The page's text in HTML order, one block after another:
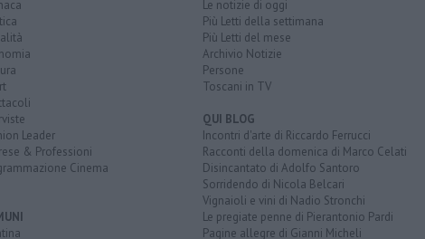
Leader
& Professioni
Cinema
Le notizie di oggi
Più Letti della settimana
Più Letti del mese
Archivio Notizie
Persone
Toscani in TV
QUI BLOG
Incontri d'arte di Riccardo Ferrucci
Racconti della domenica di Marco Celati
Disincantato di Adolfo Santoro
Sorridendo di Nicola Belcari
Vignaioli e vini di Nadio Stronchi
Le pregiate penne di Pierantonio Pardi
Pagine allegre di Gianni Micheli